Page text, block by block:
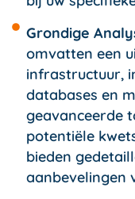
Grondige
omvatten een
infrastructuur,
databases en
geavanceerde
potentiële
bieden
aanbevelingen